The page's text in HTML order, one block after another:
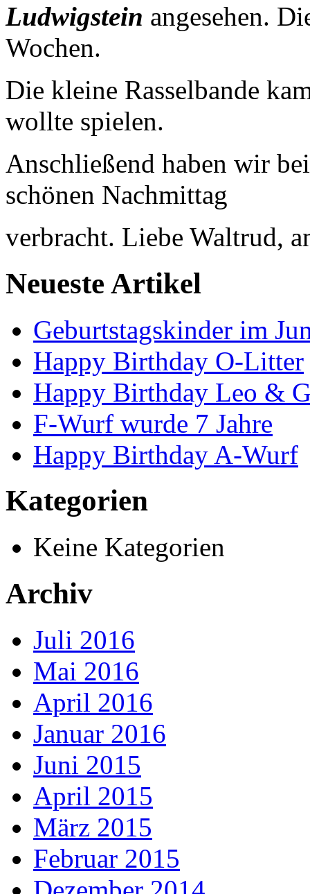
Ludwigstein angesehen.
Wochen.
Die kleine Rasselbande
wollte spielen.
Anschließend haben wir
schönen Nachmittag
verbracht. Liebe Waltrud,
Neueste Artikel
Geburtstagskinder im
Happy Birthday O-Litter
Happy Birthday Leo &
F-Wurf wurde 7 Jahre
Happy Birthday A-Wurf
Kategorien
Keine Kategorien
Archiv
Juli 2016
Mai 2016
April 2016
Januar 2016
Juni 2015
April 2015
März 2015
Februar 2015